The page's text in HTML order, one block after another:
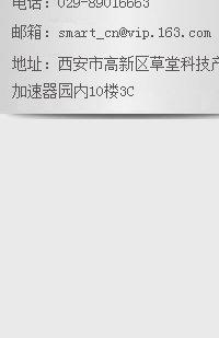
其处理方法